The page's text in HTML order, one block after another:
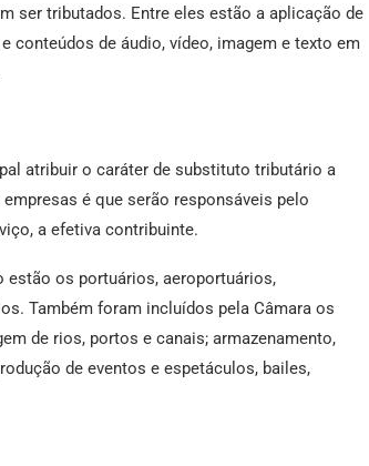
ser tributados. Entre eles estão a aplicação de
conteúdos de áudio, vídeo, imagem e texto em
atribuir o caráter de substituto tributário a
é que serão responsáveis pelo
a efetiva contribuinte.
estão os portuários, aeroportuários,
Também foram incluídos pela Câmara os
de rios, portos e canais; armazenamento,
de eventos e espetáculos, bailes,